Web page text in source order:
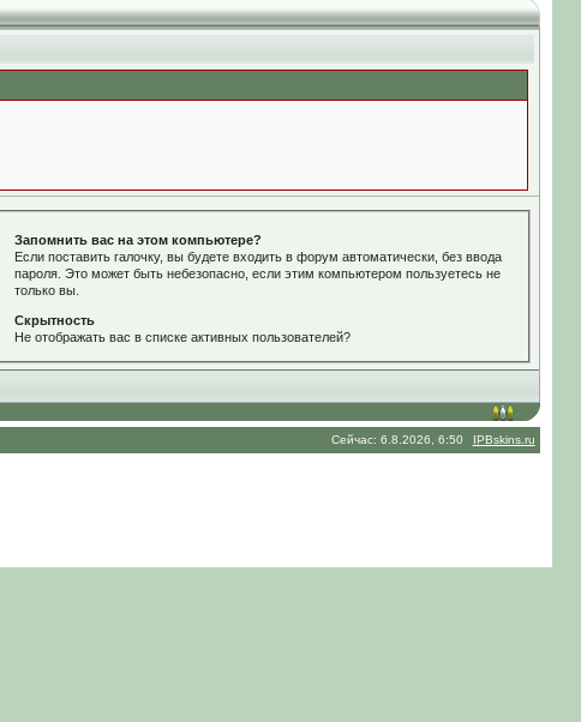
Запомнить вас на этом компьютере?
Если поставить галочку, вы будете входить в форум автоматически, без ввода
пароля. Это может быть небезопасно, если этим компьютером пользуетесь не
только вы.
Скрытность
Не отображать вас в списке активных пользователей?
Сейчас: 6.8.2026, 6:50 IPBskins.ru